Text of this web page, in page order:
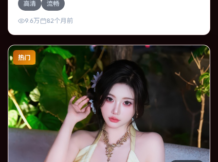
崩塌。影片整体气质冷峻，节奏紧凑，人物动机清晰，适合
喜欢强情节与细腻表演的观众。
高清 流畅
9.6万 82个月前
热门